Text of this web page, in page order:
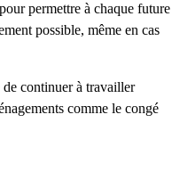
permettre à chaque future
possible, même en cas
de continuer à travailler
comme le congé